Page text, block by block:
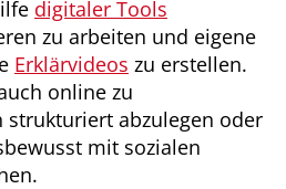
digitaler Tools
zu arbeiten und eigene
Erklärvideos zu erstellen.
online zu
strukturiert abzulegen oder
mit sozialen